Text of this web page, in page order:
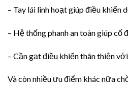
– Tay lái linh hoạt giúp điều khiển
– Hệ thống phanh an toàn giúp cố
– Cần gạt điều khiển thân thiện
Và còn nhiều ưu điểm khác nữa